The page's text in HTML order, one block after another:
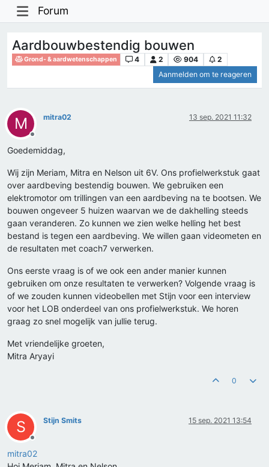
Forum
Aardbouwbestendig bouwen
Grond- & aardwetenschappen 4 2 904
2
Aanmelden om te reageren
M
Offline
mitra02 13 sep. 2021 11:32
Goedemiddag,
Wij zijn Meriam, Mitra en Nelson uit 6V. Ons profielwerkstuk gaat
over aardbeving bestendig bouwen. We gebruiken een
elektromotor om trillingen van een aardbeving na te bootsen. We
bouwen ongeveer 5 huizen waarvan we de dakhelling steeds
gaan veranderen. Zo kunnen we zien welke helling het best
bestand is tegen een aardbeving. We willen gaan videometen en
de resultaten met coach7 verwerken.
Ons eerste vraag is of we ook een ander manier kunnen
gebruiken om onze resultaten te verwerken? Volgende vraag is
of we zouden kunnen videobellen met Stijn voor een interview
voor het LOB onderdeel van ons profielwerkstuk. We horen
graag zo snel mogelijk van jullie terug.
Met vriendelijke groeten,
Mitra Aryayi
0
S
Offline
Stijn Smits 15 sep. 2021 13:54
mitra02